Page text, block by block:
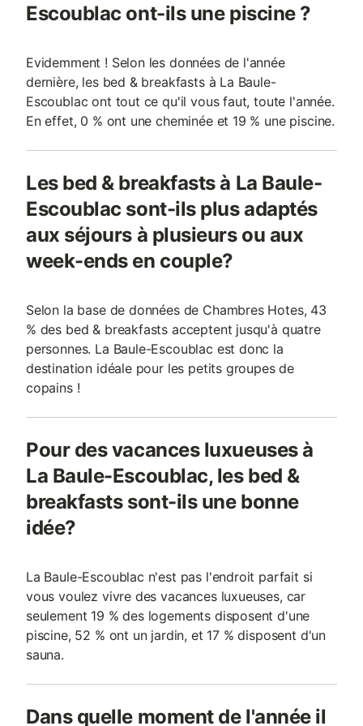
Escoublac ont-ils une piscine ?
Evidemment ! Selon les données de l'année
dernière, les bed & breakfasts à La Baule-
Escoublac ont tout ce qu'il vous faut, toute l'année.
En effet, 0 % ont une cheminée et 19 % une piscine.
Les bed & breakfasts à La Baule-
Escoublac sont-ils plus adaptés
aux séjours à plusieurs ou aux
week-ends en couple?
Selon la base de données de Chambres Hotes, 43
% des bed & breakfasts acceptent jusqu'à quatre
personnes. La Baule-Escoublac est donc la
destination idéale pour les petits groupes de
copains !
Pour des vacances luxueuses à
La Baule-Escoublac, les bed &
breakfasts sont-ils une bonne
idée?
La Baule-Escoublac n'est pas l'endroit parfait si
vous voulez vivre des vacances luxueuses, car
seulement 19 % des logements disposent d'une
piscine, 52 % ont un jardin, et 17 % disposent d'un
sauna.
Dans quelle moment de l'année il